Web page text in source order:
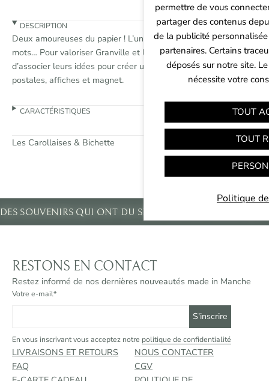
DESCRIPTION
Deux amoureuses du papier ! L’une aime le dessin, l’autre les
mots… Pour valoriser Granville et la baie, elles ont décidé
d’associer leurs idées pour créer une collection de cartes
postales, affiches et magnet.
CARACTÉRISTIQUES
Les Carollaises & Bichette
DES SOUVENIRS QUI ONT DU SENS
RESTONS EN CONTACT
Restez informé de nos dernières nouveautés made in Manche
Votre e-mail*
En vous inscrivant vous acceptez notre politique de confidentialité
LIVRAISONS ET RETOURS
FAQ
NOUS CONTACTER
CGV
Panneau de gestion des cookies
permettre de vous
partager des contenus
de la publicité
partenaires. Certains
déposés sur notre site.
nécessite votre
TOUT
TOUT
Politique